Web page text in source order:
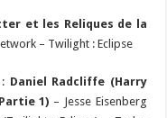
et les Reliques de la
– Twilight : Eclipse
: Daniel Radcliffe (Harry
1) – Jesse Eisenberg